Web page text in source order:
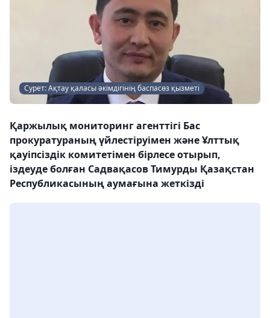
Сурет: Ақтау қаласы әкімдігінің баспасөз қызметі
Қаржылық мониторинг агенттігі Бас
прокуратураның үйлестіруімен және Ұлттық
қауіпсіздік комитетімен бірлесе отырып,
іздеуде болған Садвақасов Тимурды Қазақстан
Республикасының аумағына жеткізді